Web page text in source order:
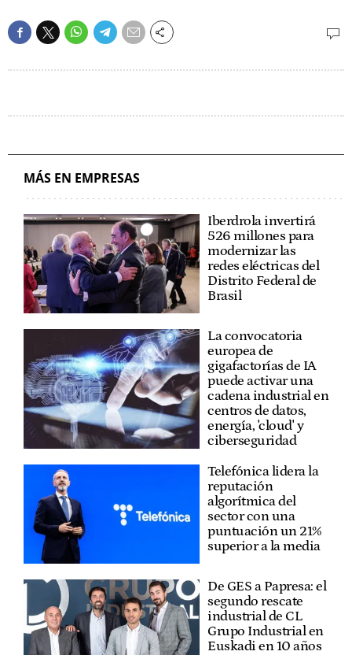
MÁS EN EMPRESAS
Iberdrola invertirá
526 millones para
modernizar las
redes eléctricas del
Distrito Federal de
Brasil
La convocatoria
europea de
gigafactorías de IA
puede activar una
cadena industrial en
centros de datos,
energía, 'cloud' y
ciberseguridad
Telefónica lidera la
reputación
algorítmica del
sector con una
puntuación un 21%
superior a la media
De GES a Papresa: el
segundo rescate
industrial de CL
Grupo Industrial en
Euskadi en 10 años